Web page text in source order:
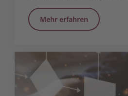
Mehr erfahren